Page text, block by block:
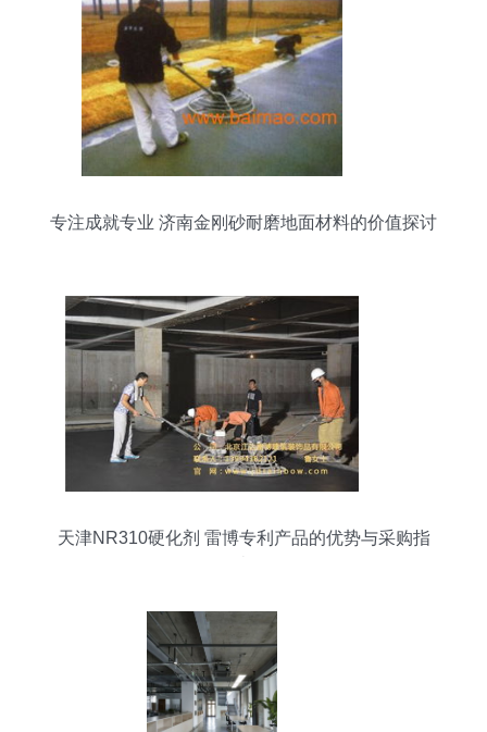
专注成就专业 济南金刚砂耐磨地面材料的价值探讨
天津NR310硬化剂 雷博专利产品的优势与采购指